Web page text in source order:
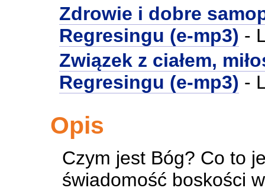
Zdrowie i dobre
Regresingu (e-mp3) -
Związek z ciałem,
Regresingu (e-mp3) -
Opis
Czym jest Bóg? Co to
świadomość boskości